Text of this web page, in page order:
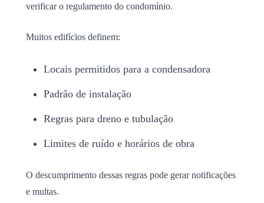
verificar o regulamento do condomínio.
Muitos edifícios definem:
Locais permitidos para a condensadora
Padrão de instalação
Regras para dreno e tubulação
Limites de ruído e horários de obra
O descumprimento dessas regras pode gerar notificações
e multas.